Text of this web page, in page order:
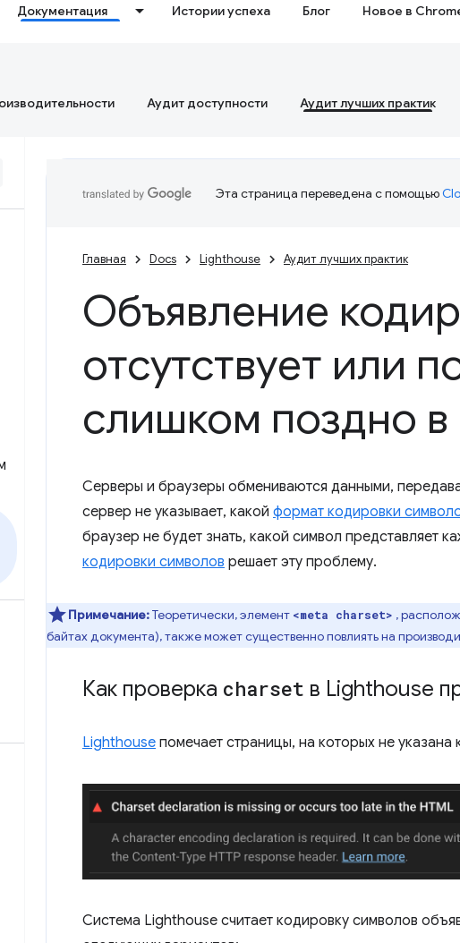
Документация Истории успеха Блог Новое в
Аудит доступности Аудит лучших практик
Эта страница переведена с помощью
Главная Docs Lighthouse Аудит лучших практик
Объявление
отсутствует или
слишком поздно в
Серверы и браузеры обмениваются данными,
сервер не указывает, какой формат кодировки
браузер не будет знать, какой символ представляет
кодировки символов решает эту проблему.
Примечание:Теоретически, элемент <meta charset> ,
байтах документа), также может существенно повлиять на
Как проверка charset в Lighthouse
Lighthouse помечает страницы, на которых не указана
Система Lighthouse считает кодировку символов